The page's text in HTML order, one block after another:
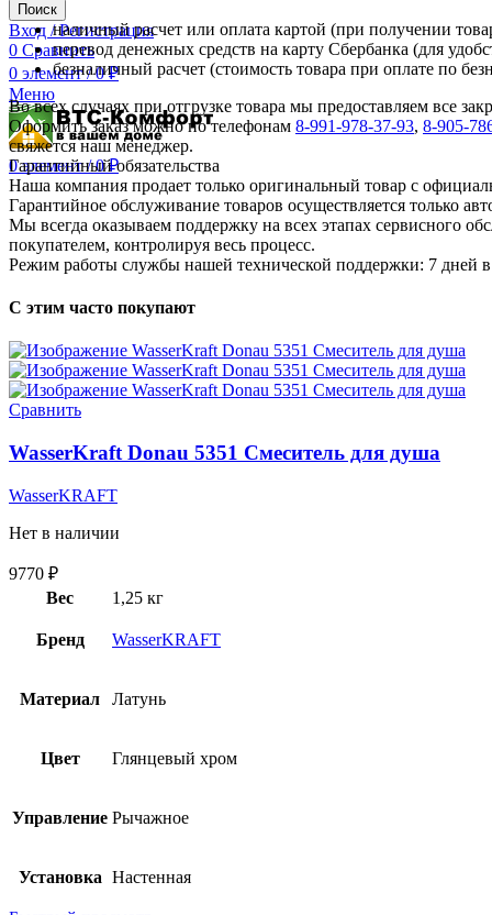
Поиск
Вход / Регистрация
0 Сравнить
0 элемент / 0₽
Меню
0элемент / 0₽
наличный расчет или оплата картой (при получении
перевод денежных средств на карту Сбербанка (для
безналичный расчет (стоимость товара при оплате по
Во всех случаях при отгрузке товара мы предоставляем все
Оформить заказ можно по телефонам 8-991-978-37-93, 8-905-
свяжется наш менеджер.
Гарантийный обязательства
Наша компания продает только оригинальный товар с
Гарантийное обслуживание товаров осуществляется только
Мы всегда оказываем поддержку на всех этапах сервисного
покупателем, контролируя весь процесс.
Режим работы службы нашей технической поддержки: 7 дней
С этим часто покупают
Сравнить
WasserKraft Donau 5351 Смеситель для душа
WasserKRAFT
Нет в наличии
9770 ₽
Вес
1,25 кг
Бренд WasserKRAFT
Материал Латунь
Цвет Глянцевый хром
Управление Рычажное
Установка Настенная